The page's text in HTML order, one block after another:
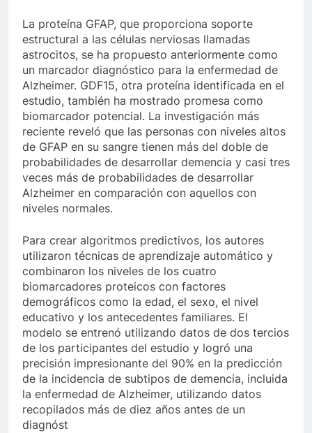
La proteína GFAP, que proporciona soporte
estructural a las células nerviosas llamadas
astrocitos, se ha propuesto anteriormente como
un marcador diagnóstico para la enfermedad de
Alzheimer. GDF15, otra proteína identificada en el
estudio, también ha mostrado promesa como
biomarcador potencial. La investigación más
reciente reveló que las personas con niveles altos
de GFAP en su sangre tienen más del doble de
probabilidades de desarrollar demencia y casi tres
veces más de probabilidades de desarrollar
Alzheimer en comparación con aquellos con
niveles normales.
Para crear algoritmos predictivos, los autores
utilizaron técnicas de aprendizaje automático y
combinaron los niveles de los cuatro
biomarcadores proteicos con factores
demográficos como la edad, el sexo, el nivel
educativo y los antecedentes familiares. El
modelo se entrenó utilizando datos de dos tercios
de los participantes del estudio y logró una
precisión impresionante del 90% en la predicción
de la incidencia de subtipos de demencia, incluida
la enfermedad de Alzheimer, utilizando datos
recopilados más de diez años antes de un
diagnóst